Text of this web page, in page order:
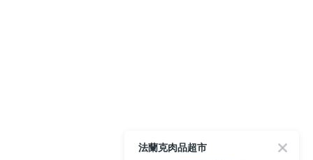
法蘭克肉品超市